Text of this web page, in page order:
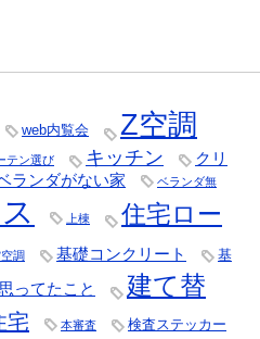
web内覧会 Z空調
テン選び キッチン
クリ
ランダがない家 ベランダ無
上棟
住宅ロー
調 基礎コンクリート 基
ってたこと
建て替
宅 本審査 検査ステッカー